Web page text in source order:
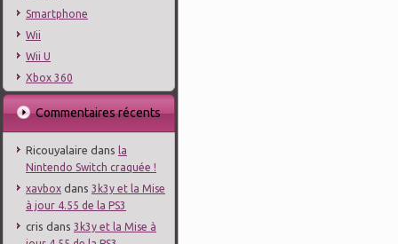
Smartphone
Wii
Wii U
Xbox 360
Commentaires récents
Ricouyalaire dans la
Nintendo Switch craquée !
xavbox dans 3k3y et la Mise
à jour 4.55 de la PS3
cris dans 3k3y et la Mise à